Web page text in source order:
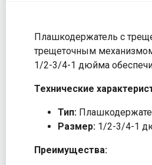
Плашкодержатель с
трещеточным
1/2-3/4-1 дюйма
Технические
Тип:
Размер: 1/2-3/4-1
Преимущества: